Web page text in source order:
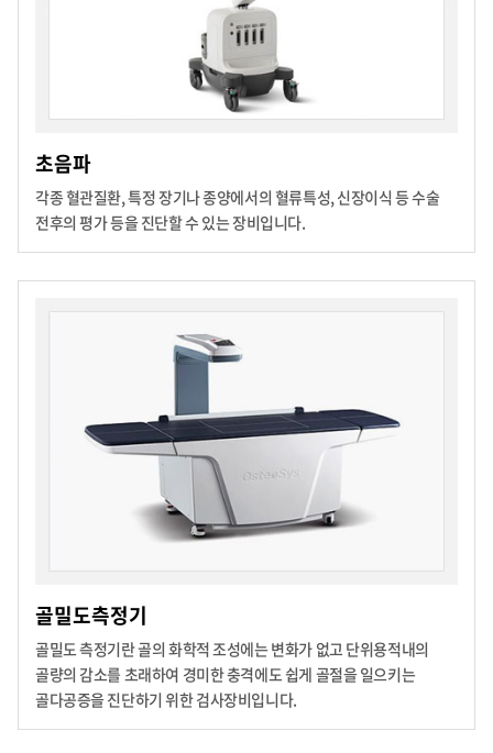
초음파
각종 혈관질환, 특정 장기나 종양에서의 혈류특성, 신장이식 등 수술
전후의 평가 등을 진단할 수 있는 장비입니다.
골밀도측정기
골밀도 측정기란 골의 화학적 조성에는 변화가 없고 단위용적내의
골량의 감소를 초래하여 경미한 충격에도 쉽게 골절을 일으키는
골다공증을 진단하기 위한 검사장비입니다.